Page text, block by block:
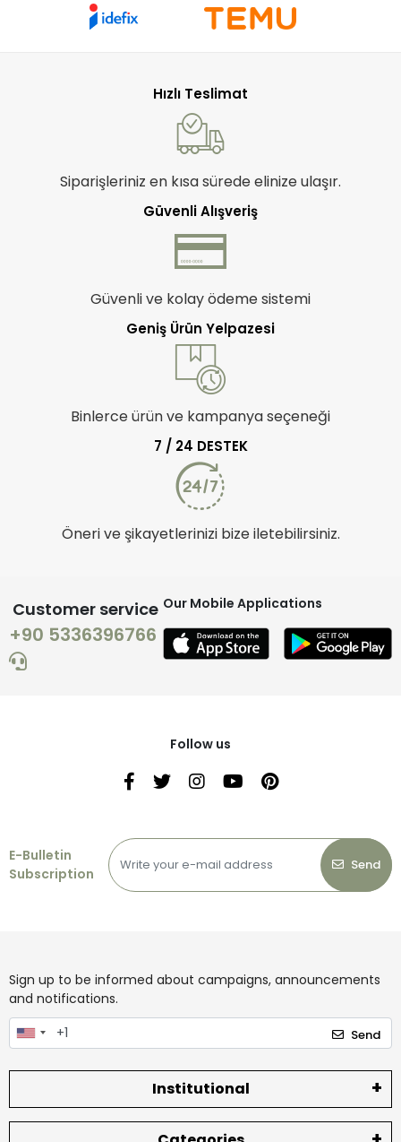
Hızlı Teslimat
Siparişleriniz en kısa sürede elinize ulaşır.
Güvenli Alışveriş
Güvenli ve kolay ödeme sistemi
Geniş Ürün Yelpazesi
Binlerce ürün ve kampanya seçeneği
7 / 24 DESTEK
Öneri ve şikayetlerinizi bize iletebilirsiniz.
Customer service
+90 5336396766
Our Mobile Applications
Follow us
E-Bulletin
Subscription
Send
Sign up to be informed about campaigns, announcements
and notifications.
Send
Institutional